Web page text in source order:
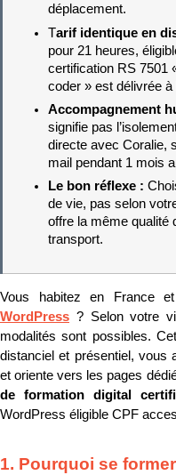
déplacement.
Tarif identique en
pour 21 heures,
certification RS 7501
coder » est délivrée à
Accompagnement
signifie pas
directe avec Coralie,
mail pendant 1 mois
Le bon réflexe :
de vie, pas selon
offre la même qualité
transport.
Vous habitez en France
WordPress ? Selon votre
modalités sont possibles.
distanciel et présentiel, vous
et oriente vers les pages
de formation digital
WordPress éligible CPF
1. Pourquoi se